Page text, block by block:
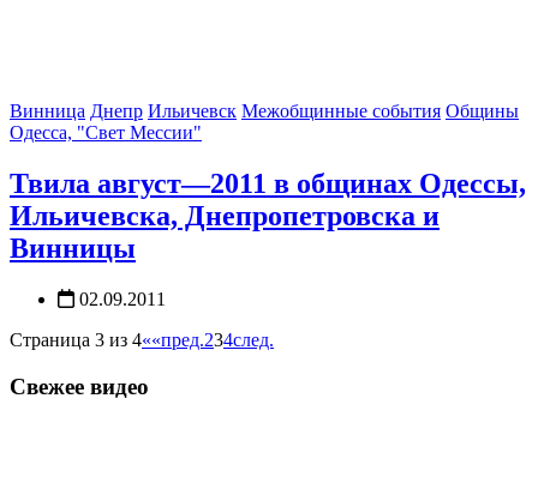
Винница Днепр Ильичевск Межобщинные события Общины
Одесса, "Свет Мессии"
Твила август—2011 в общинах Одессы,
Ильичевска, Днепропетровска и
Винницы
02.09.2011
Страница 3 из 4««пред.234след.
Свежее видео